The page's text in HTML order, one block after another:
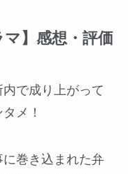
】感想・評価
で成り上がって
メ！
巻き込まれた弁